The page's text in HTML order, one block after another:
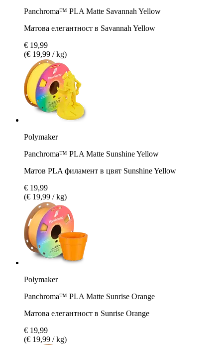
Panchroma™ PLA Matte Savannah Yellow
Матова елегантност в Savannah Yellow
€ 19,99
(€ 19,99 / kg)
Polymaker
Panchroma™ PLA Matte Sunshine Yellow
Матов PLA филамент в цвят Sunshine Yellow
€ 19,99
(€ 19,99 / kg)
Polymaker
Panchroma™ PLA Matte Sunrise Orange
Матова елегантност в Sunrise Orange
€ 19,99
(€ 19,99 / kg)